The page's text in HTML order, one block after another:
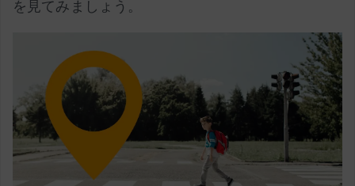
を見てみましょう。